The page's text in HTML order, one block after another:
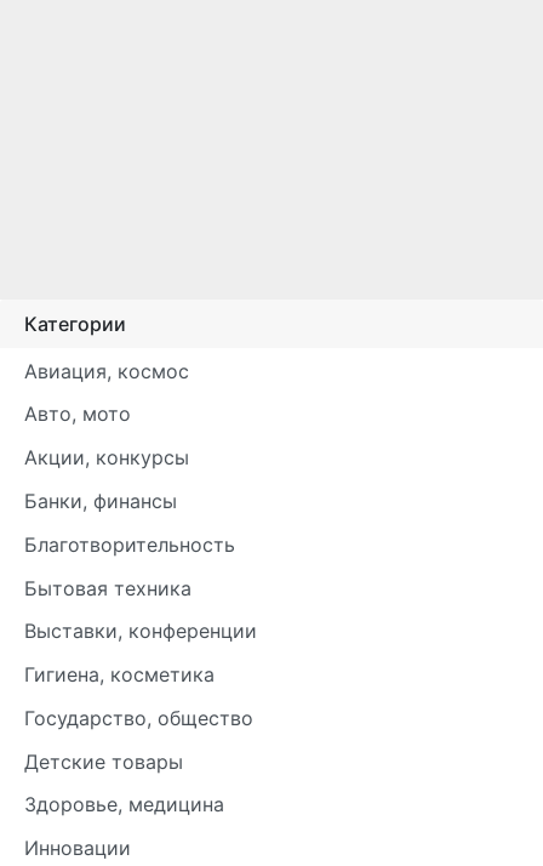
Категории
Авиация, космос
Авто, мото
Акции, конкурсы
Банки, финансы
Благотворительность
Бытовая техника
Выставки, конференции
Гигиена, косметика
Государство, общество
Детские товары
Здоровье, медицина
Инновации